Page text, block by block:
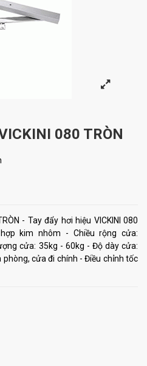
080 TRÒN
- Tay đẩy hơi hiệu VICKINI 080
kim nhôm - Chiều rộng cửa:
cửa: 35kg - 60kg - Độ dày cửa:
cửa đi chính - Điều chỉnh tốc